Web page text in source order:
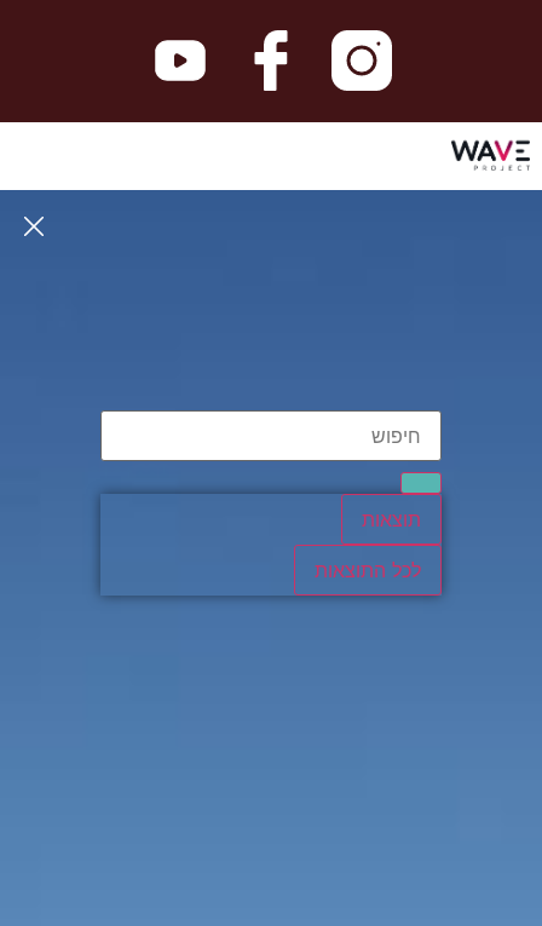
תוצאות
לכל התוצאות